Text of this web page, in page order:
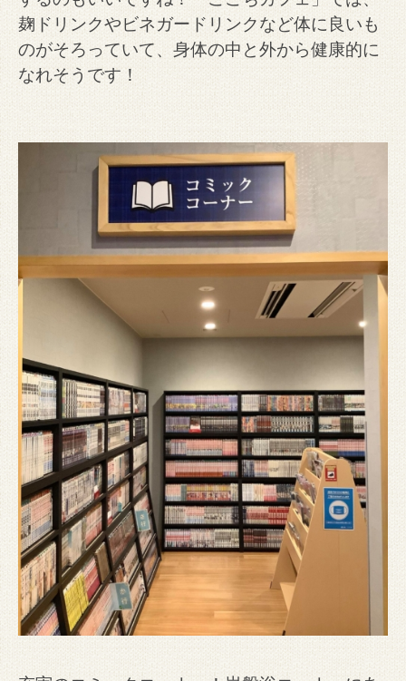
麹ドリンクやビネガードリンクなど体に良いも
のがそろっていて、身体の中と外から健康的に
なれそうです！